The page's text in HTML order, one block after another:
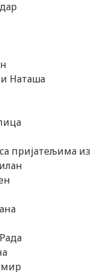
Наташа
пријатељима